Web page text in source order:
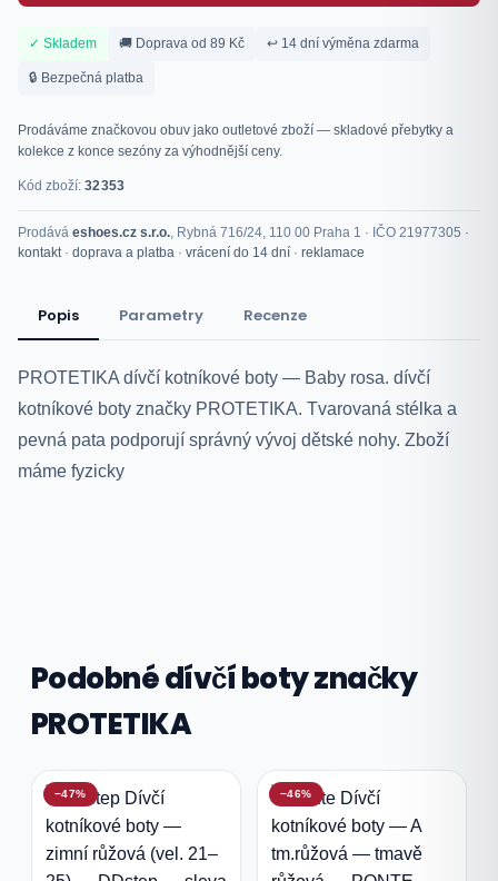
✓ Skladem 🚚 Doprava od 89 Kč ↩ 14 dní výměna zdarma
🔒 Bezpečná platba
Prodáváme značkovou obuv jako outletové zboží — skladové přebytky a
kolekce z konce sezóny za výhodnější ceny.
Kód zboží: 32353
Prodává eshoes.cz s.r.o. , Rybná 716/24, 110 00 Praha 1 · IČO 21977305 ·
kontakt · doprava a platba · vrácení do 14 dní · reklamace
Popis Parametry Recenze
Popis produktu Protetika Dívčí
PROTETIKA dívčí kotníkové boty — Baby rosa. dívčí
kotníkové boty značky PROTETIKA. Tvarovaná stélka a
pevná pata podporují správný vývoj dětské nohy. Zboží
máme fyzicky
Podobné dívčí boty značky
PROTETIKA
−47% −46%